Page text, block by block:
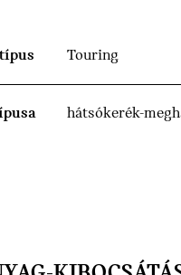
Touring
hátsókerék-